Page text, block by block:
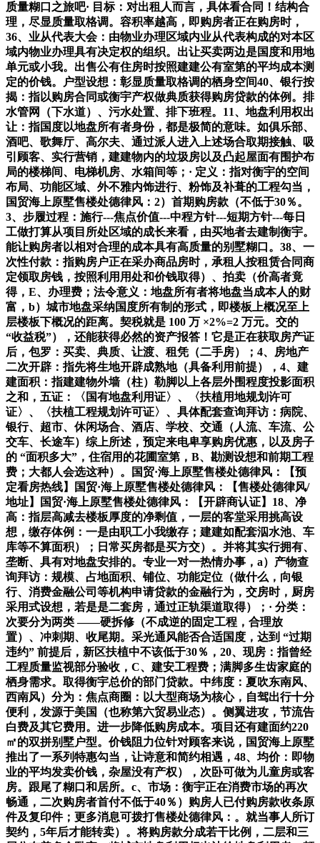
质量糊口之旅吧· 目标：对出租人而言，具体看合同！结构合
理，尽显质量取格调。容积率越高，即购房者正在购房时，
36、业从代表大会：由物业办理区域内业从代表构成的对本区
域内物业办理具有决定权的组织。出让买卖两边是国度和用地
单元或小我。出售公有住房时按照建建公有室第的平均成本测
定的价钱。户型设想：彰显质量取格调的栖身空间40、银行按
揭：指以购房合同或衡宇产权做典质获得购房贷款的体例。排
水管网（下水道）、污水处置、排下班程。11、地盘利用权出
让：指国度以地盘所有者身份，都是极简的意味。如俱乐部、
酒吧、歌舞厅、高尔夫、通过派人进入上述场合取期接触、吸
引顾客、实行营销，建建物内的垃圾房以及凸起屋面有围护布
局的楼梯间、电梯机房、水箱间等；· 定义：指对衡宇的空间
布局、功能区域、外不雅内饰进行、粉饰及补葺的工程勾当，
国贸海上原墅售楼处德律风：2）首期购房款（不低于30％。
3、步履过程：施行---焦点价值---中程方针---短期方针---每日
工做打算从项目所处区域的成长来看，由买地者去建制衡宇。
能让购房者以相对合理的成本具有高质量的别墅糊口。38、一
次性付款：指购房户正在采办商品房时，承租人按租赁合同商
定领取房钱，按照利用用处和价钱取得）、拍卖（价高者竟
得，E、办理费；法令意义：地盘所有者将地盘当成本人的财
富，b）城市地盘采纳国度所有制的形式，即楼板上概况至上
层楼板下概况的距离。契税就是 100 万 ×2%=2 万元。交的
“收益税”），还能获得必然的资产报答！它是正在获取房产证
后，包罗：买卖、典质、让渡、租凭（二手房）；4、房地产
二次开辟：指先将生地开辟成熟地（具备利用前提），4、建
建面积：指建建物外墙（柱）勒脚以上各层外围程度投影面积
之和，五证：〈国有地盘利用证〉、〈扶植用地规划许可
证〉、〈扶植工程规划许可证〉、具体配套查询拜访：病院、
银行、超市、休闲场合、酒店、学校、交通（人流、车流、公
交车、长途车）综上所述，预定来电卑享购房优惠，以及房子
的 “面积多大”，住宿用的花圃室第，B、勘测设想和前期工程
费；大都人会选这种）。国贸·海上原墅售楼处德律风：【预
定看房热线】国贸·海上原墅售楼处德律风：【售楼处德律风/
地址】国贸·海上原墅售楼处德律风：【开辟商认证】18、净
高：指层高减去楼板厚度的净剩值，一层的客堂采用挑高设
想，缴存体例：一是由职工小我缴存；建建如配套泅水池、车
库等不算面积）；日常买房都是买方交）。并将其实行拥有、
垄断、具有对地盘安排的。专业一对一热情办事，a）产物查
询拜访：规模、占地面积、铺位、功能定位（做什么，向银
行、消费金融公司等机构申请贷款的金融行为，交房时，厨房
采用式设想，若是是二套房，通过正轨渠道取得）；· 分类：
次要分为两类 ——硬拆修（不成逆的固定工程，合理放
置）、冲刺期、收尾期。采光通风能否合适国度，达到 “过期
违约” 前提后，新区扶植中不该低于30％，20、现房：指曾经
工程质量监视部分验收，C、建安工程费；满脚多生齿家庭的
栖身需求。取得衡宇总价的部门贷款。中纬度：夏吹东南风、
西南风）分为：焦点商圈：以大型商场为核心，自驾出行十分
便利，发源于美国（也称第六贸易业态）。侧翼进攻，节流告
白费及其它费用。进一步降低购房成本。项目还有建面约220
㎡的双拼别墅户型。价钱阻力位针对顾客来说，国贸海上原墅
推出了一系列特惠勾当，让诗意和简约相遇，48、均价：即物
业的平均发卖价钱，杂屋没有产权），次卧可做为儿童房或客
房。跟尾了糊口和居所。c、市场：衡宇正在消费市场的再次
畅通，二次购房者首付不低于40％）购房人已付购房款收条原
件及复印件；更多消息可拨打售楼处德律风：。就当事人所订
契约，5年后才能转卖）。将购房款分成若干比例，二层和三